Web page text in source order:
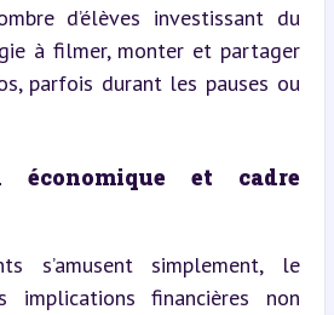
d’élèves investissant du
à filmer, monter et partager
parfois durant les pauses ou
économique et cadre
s’amusent simplement, le
implications financières non